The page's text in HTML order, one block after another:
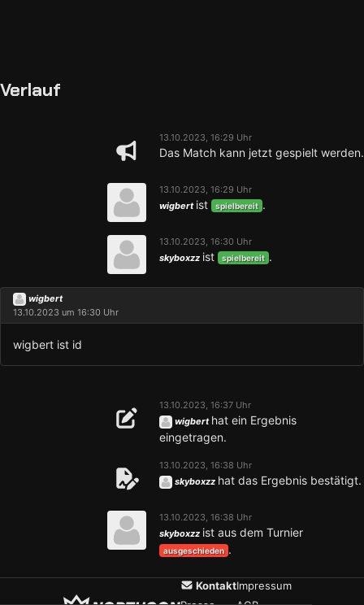
Verlauf
13.10.2023, 16:29 Uhr
Das Match kann jetzt gespielt werden.
13.10.2023, 16:29 Uhr
wigbert ist spielbereit .
13.10.2023, 16:30 Uhr
skyboxzz ist spielbereit .
wigbert
13.10.2023 um 16:30 Uhr
wigbert ist id
13.10.2023, 16:37 Uhr
wigbert hat ein Ergebnis
eingetragen.
13.10.2023, 16:38 Uhr
skyboxzz hat das Ergebnis bestätigt.
13.10.2023, 16:38 Uhr
skyboxzz ist aus dem Turnier
ausgeschieden .
KontaktImpressum